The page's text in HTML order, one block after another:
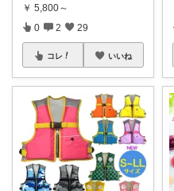
￥ 5,800～
0 2 29
コレ いいね